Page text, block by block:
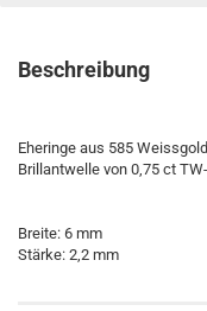
Beschreibung
Eheringe aus 585
Brillantwelle von 0,75 ct
Breite: 6 mm
Stärke: 2,2 mm